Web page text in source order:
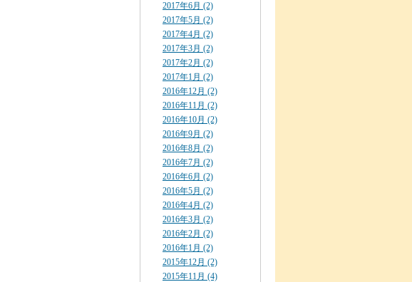
2017年6月 (2)
2017年5月 (2)
2017年4月 (2)
2017年3月 (2)
2017年2月 (2)
2017年1月 (2)
2016年12月 (2)
2016年11月 (2)
2016年10月 (2)
2016年9月 (2)
2016年8月 (2)
2016年7月 (2)
2016年6月 (2)
2016年5月 (2)
2016年4月 (2)
2016年3月 (2)
2016年2月 (2)
2016年1月 (2)
2015年12月 (2)
2015年11月 (4)